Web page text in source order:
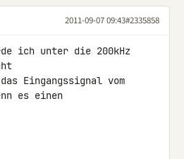
2011-09-07 09:43#2335858
ich unter die 200kHz
Eingangssignal vom
es einen